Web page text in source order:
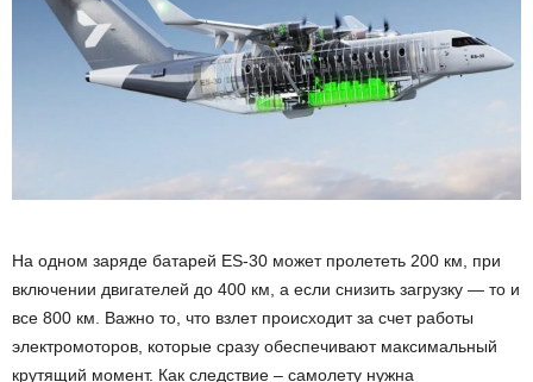
На одном заряде батарей ES-30 может пролететь 200 км, при
включении двигателей до 400 км, а если снизить загрузку — то и
все 800 км. Важно то, что взлет происходит за счет работы
электромоторов, которые сразу обеспечивают максимальный
крутящий момент. Как следствие – самолету нужна